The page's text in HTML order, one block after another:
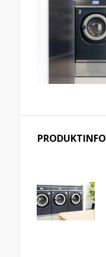
PRODUKTINFO